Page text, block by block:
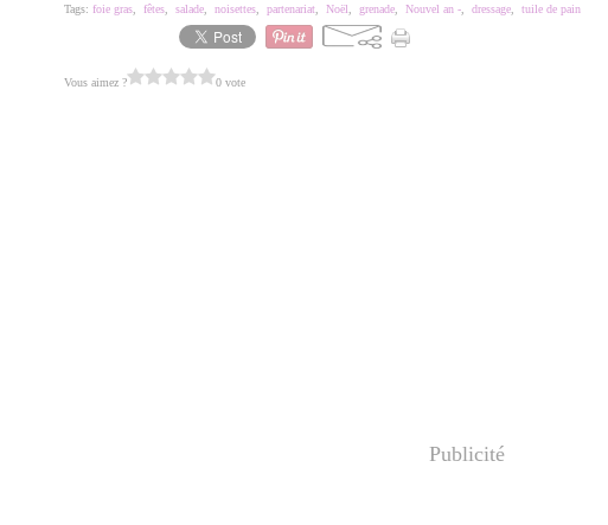
Tags: foie gras fêtes salade noisettes partenariat Noël grenade Nouvel an - dressage tuile de pain
Vous aimez ? 0 vote
Publicité